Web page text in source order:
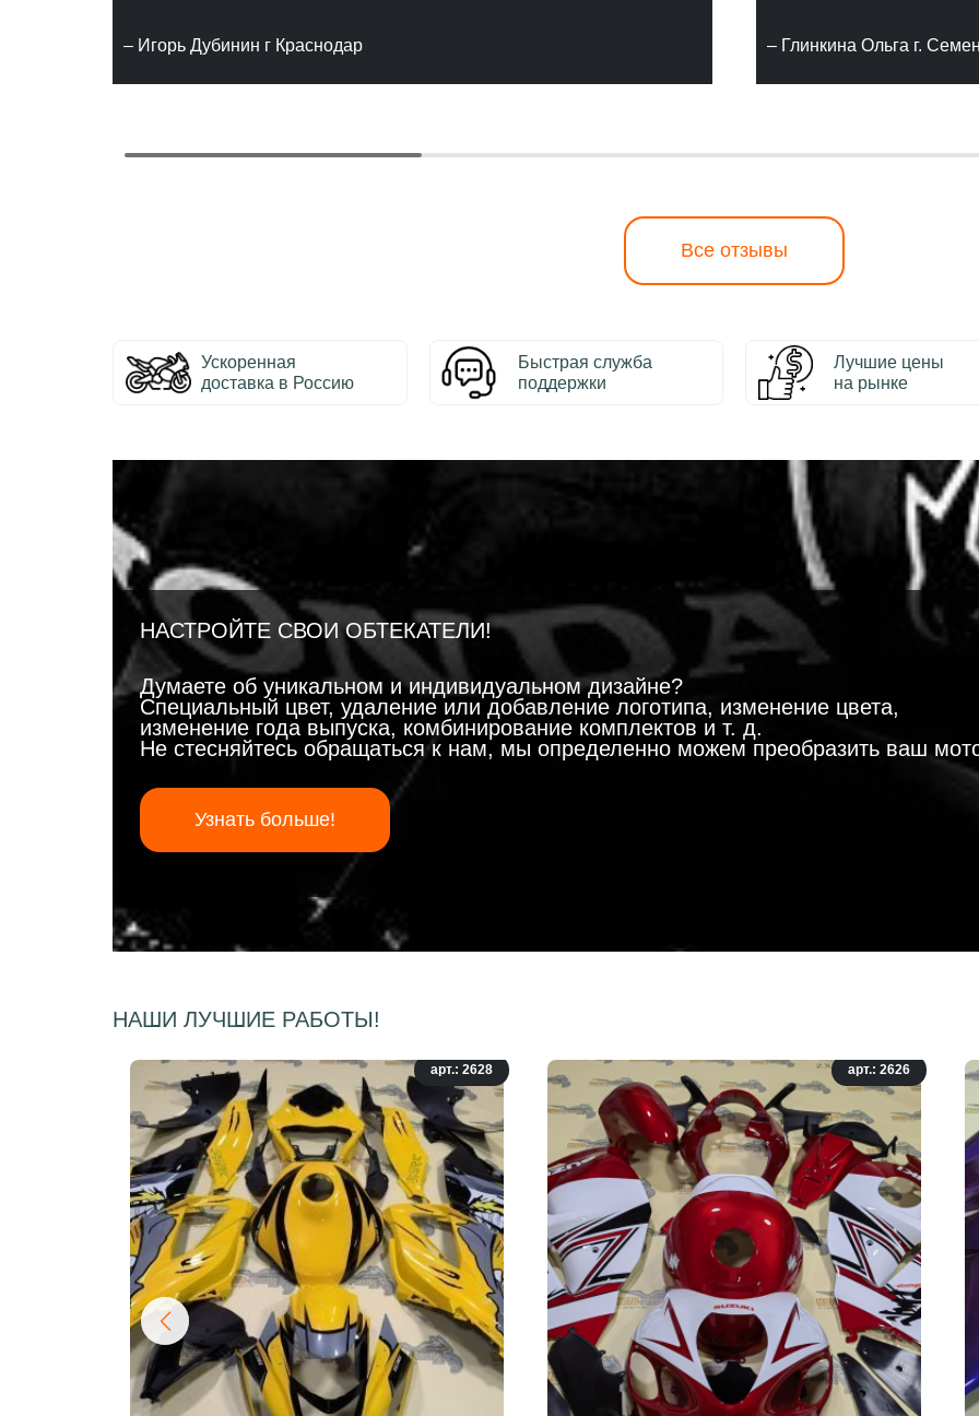
– Игорь Дубинин г Краснодар – Глинкина Ольга г.
Все отзывы
Ускоренная
доставка в Россию
Быстрая служба
поддержки
Лучшие цены
на рынке
НАСТРОЙТЕ СВОИ ОБТЕКАТЕЛИ!
Думаете об уникальном и индивидуальном дизайне?
Специальный цвет, удаление или добавление логотипа, изменение цвета,
изменение года выпуска, комбинирование комплектов и т. д.
Не стесняйтесь обращаться к нам, мы определенно можем преобразить ваш
Узнать больше!
НАШИ ЛУЧШИЕ РАБОТЫ!
арт.: 2628 арт.: 2626